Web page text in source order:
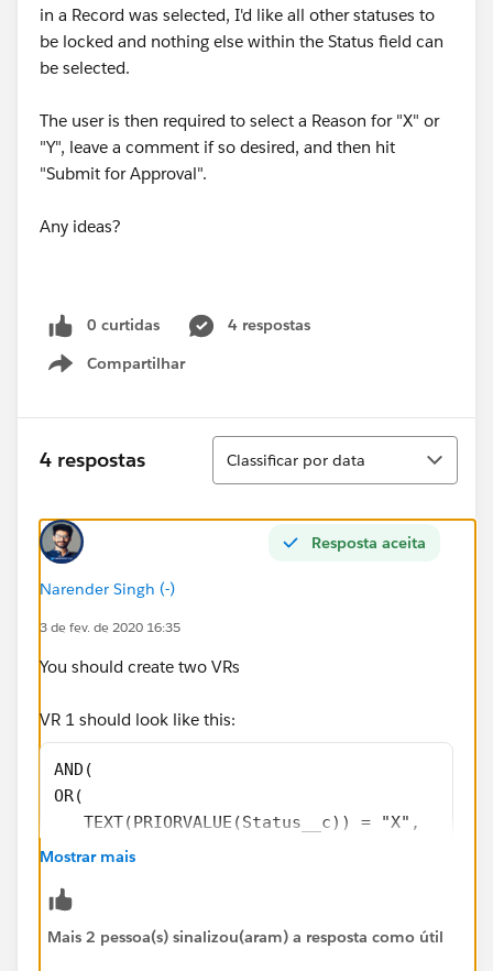
in a Record was selected, I'd like all other statuses to
be locked and nothing else within the Status field can
be selected.
The user is then required to select a Reason for "X" or
"Y", leave a comment if so desired, and then hit
"Submit for Approval".
Any ideas?
0 curtidas
4 respostas
Compartilhar
Show menu
4 respostas
Classificar
Classificar por data
Resposta aceita
Narender Singh (-)
3 de fev. de 2020 16:35
You should create two VRs
VR 1 should look like this:
AND(
OR(
TEXT(PRIORVALUE(Status__c)) = "X",
   TEXT(PRIORVALUE(Status__c)) = "Y"
ISCHANGED(Status__c)
)
Mostrar mais
Mais 2 pessoa(s) sinalizou(aram) a resposta como útil